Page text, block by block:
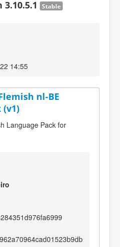
Stable
14:55
nl-BE
(v1)
Language Pack for